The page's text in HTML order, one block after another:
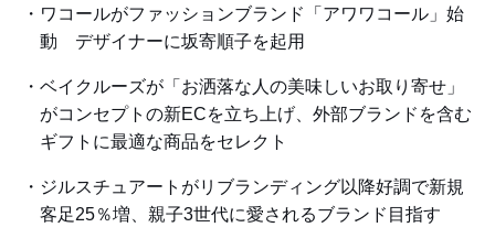
ワコールがファッションブランド「アワワコール」始
動 デザイナーに坂寄順子を起用
ベイクルーズが「お洒落な人の美味しいお取り寄せ」
がコンセプトの新ECを立ち上げ、外部ブランドを含む
ギフトに最適な商品をセレクト
ジルスチュアートがリブランディング以降好調で新規
客足25％増、親子3世代に愛されるブランド目指す